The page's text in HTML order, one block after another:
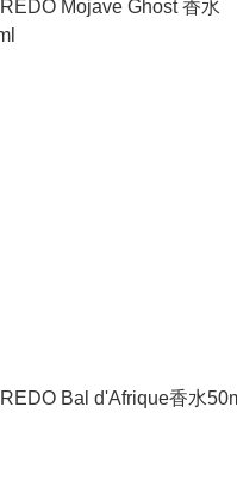
Mojave Ghost 香水
Bal d'Afrique香水